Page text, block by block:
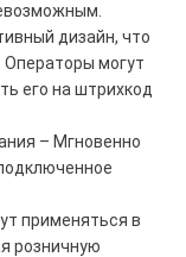
дизайн, что
Операторы могут
его на штрихкод
– Мгновенно
применяться в
розничную